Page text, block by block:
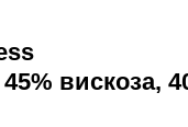
вискоза,